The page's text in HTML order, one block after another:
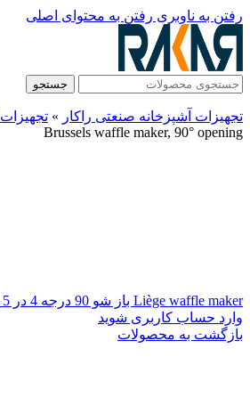
رفتن به ناوبری رفتن به محتوای اصلی
جستجو
تجهیزات آشپزخانه صنعتی راکار »
Brussels waffle maker, 90° opening
Liège waffle maker باز شو 90 درجه 4 در 5
وارد حساب کاربری شوید
بازگشت به محصولات